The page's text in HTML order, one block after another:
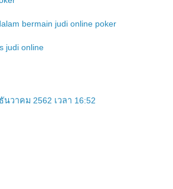
bermain judi online poker
judi online
นวาคม 2562 เวลา 16:52